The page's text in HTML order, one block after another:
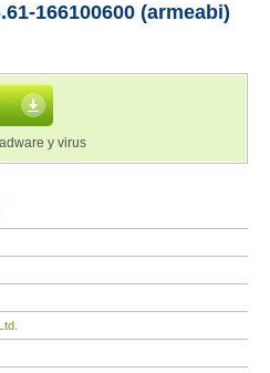
166100600 (armeabi)
y virus